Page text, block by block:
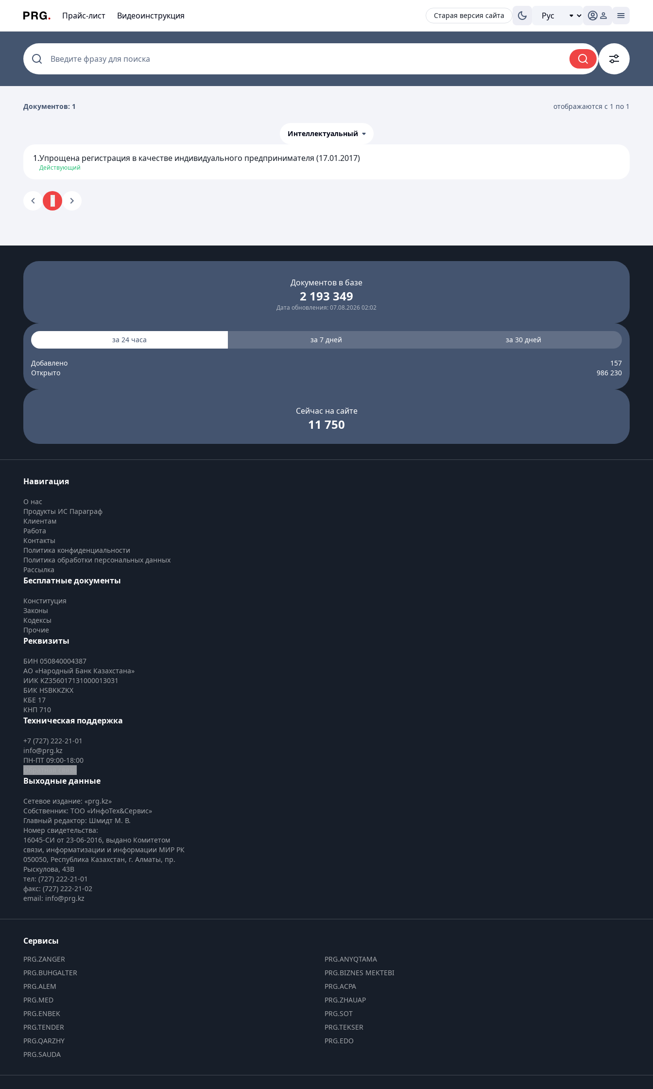
Прайс-лист Видеоинструкция Старая версия сайта
Введите фразу для поиска
Документов: 1 отображаются с 1 по 1
Интеллектуальный
1.Упрощена регистрация в качестве индивидуального предпринимателя (17.01.2017)
Действующий
Документов в базе
2 193 349
Дата обновления: 07.08.2026 02:02
за 24 часа за 7 дней за 30 дней
Добавлено
157
Открыто
986 230
Сейчас на сайте
11 750
Навигация
О нас
Продукты ИС Параграф
Клиентам
Работа
Контакты
Политика конфиденциальности
Политика обработки персональных данных
Рассылка
Бесплатные документы
Конституция
Законы
Кодексы
Прочие
Реквизиты
БИН 050840004387
АО «Народный Банк Казахстана»
ИИК KZ356017131000013031
БИК HSBKKZKX
КБЕ 17
КНП 710
Техническая поддержка
+7 (727) 222-21-01
info@prg.kz
ПН-ПТ 09:00-18:00
Выходные данные
Сетевое издание: «prg.kz»
Собственник: ТОО «ИнфоТех&Сервис»
Главный редактор: Шмидт М. В.
Номер свидетельства:
16045-СИ от 23-06-2016, выдано Комитетом
связи, информатизации и информации МИР РК
050050, Республика Казахстан, г. Алматы, пр.
Рыскулова, 43В
тел: (727) 222-21-01
факс: (727) 222-21-02
email: info@prg.kz
Сервисы
PRG.ZANGER
PRG.BUHGALTER
PRG.ALEM
PRG.MED
PRG.ENBEK
PRG.TENDER
PRG.QARZHY
PRG.SAUDA
PRG.ANYQTAMA
PRG.BIZNES MEKTEBI
PRG.ACPA
PRG.ZHAUAP
PRG.SOT
PRG.TEKSER
PRG.EDO